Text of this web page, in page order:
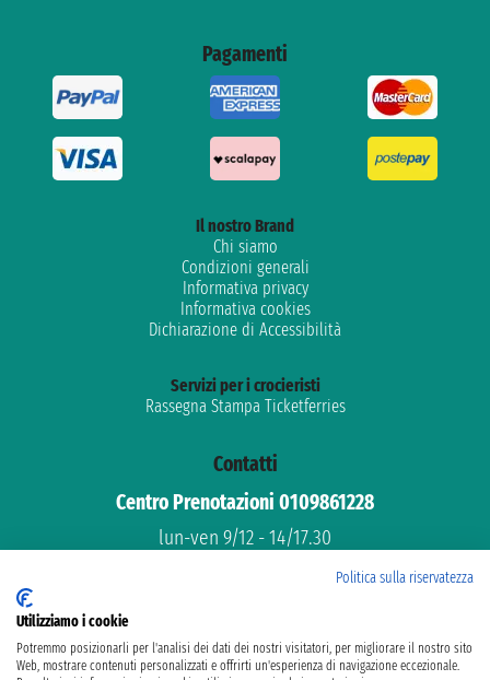
Pagamenti
Il nostro Brand
Chi siamo
Condizioni generali
Informativa privacy
Informativa cookies
Dichiarazione di Accessibilità
Servizi per i crocieristi
Rassegna Stampa Ticketferries
Contatti
Centro Prenotazioni 0109861228
lun-ven 9/12 - 14/17.30
email: info@ticketferries.com
Politica sulla riservatezza
Utilizziamo i cookie
Potremmo posizionarli per l'analisi dei dati dei nostri visitatori, per migliorare il nostro sito
Web, mostrare contenuti personalizzati e offrirti un'esperienza di navigazione eccezionale.